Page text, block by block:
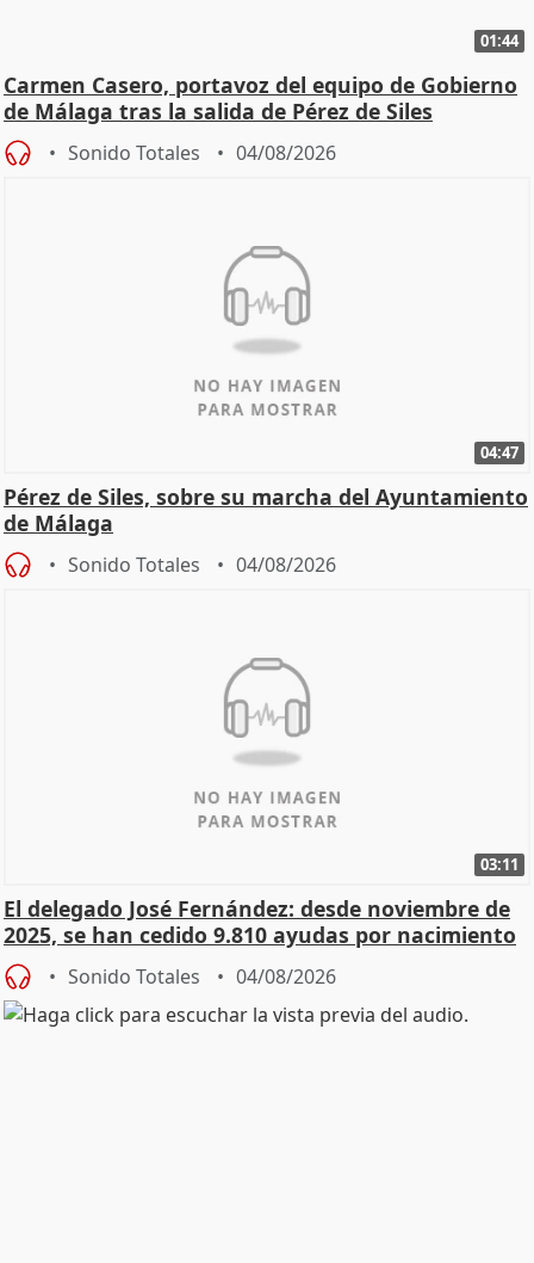
01:44
Carmen Casero, portavoz del equipo de Gobierno
de Málaga tras la salida de Pérez de Siles
Sonido Totales 04/08/2026
04:47
Pérez de Siles, sobre su marcha del Ayuntamiento
de Málaga
Sonido Totales 04/08/2026
03:11
El delegado José Fernández: desde noviembre de
2025, se han cedido 9.810 ayudas por nacimiento
Sonido Totales 04/08/2026